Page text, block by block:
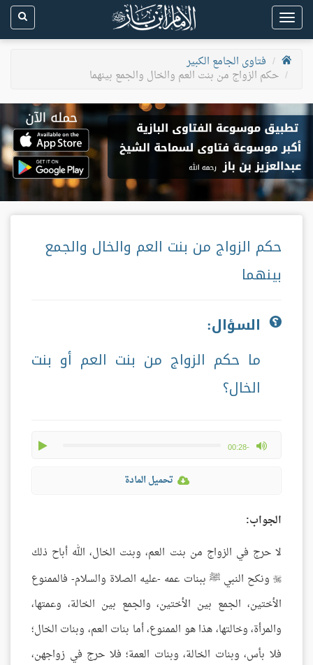
Toggle
navigation
فتاوى الجامع الكبير
حكم الزواج من بنت العم والخال والجمع بينهما
حكم الزواج من بنت العم والخال والجمع
بينهما
السؤال:
ما حكم الزواج من بنت العم أو بنت
الخال؟
-00:28
max volume
تحميل المادة
الجواب:
لا حرج في الزواج من بنت العم، وبنت الخال، الله أباح ذلك
 ونكح النبي ﷺ ببنات عمه -عليه الصلاة والسلام- فالممنوع
الأختين، الجمع بين الأختين، والجمع بين الخالة، وعمتها،
والمرأة، وخالتها، هذا هو الممنوع، أما بنات العم، وبنات الخال؛
فلا بأس، وبنات الخالة، وبنات العمة؛ فلا حرج في زواجهن،